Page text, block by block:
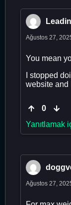
Ağustos 27,
You mean
I stopped
website and
0
Yanıtlamak
Ağustos 27,